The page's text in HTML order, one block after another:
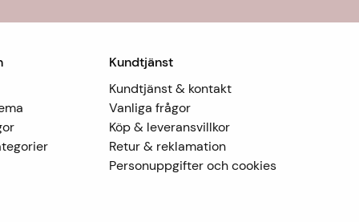
Kundtjänst
Kundtjänst & kontakt
Vanliga frågor
Köp & leveransvillkor
Retur & reklamation
Personuppgifter och cookies